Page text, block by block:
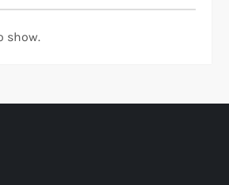
show.